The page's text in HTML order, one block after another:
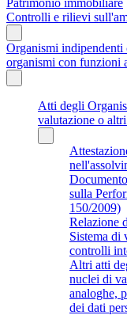
Controlli e rilievi
Organismi
organismi con funzioni
Atti degli
valutazione o
sulla
150/2009)
Relazione
Sistema di
controlli
Altri atti
nuclei di
analoghe,
dei dati